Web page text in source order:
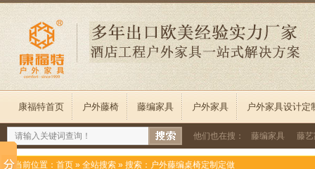
康福特首页 户外藤椅 藤编家具 户外家具 户外家具设计定
他们也在搜： 藤编家具 藤
当前位置： 首页 » 全站搜索 » 搜索：户外藤编桌椅定制定做